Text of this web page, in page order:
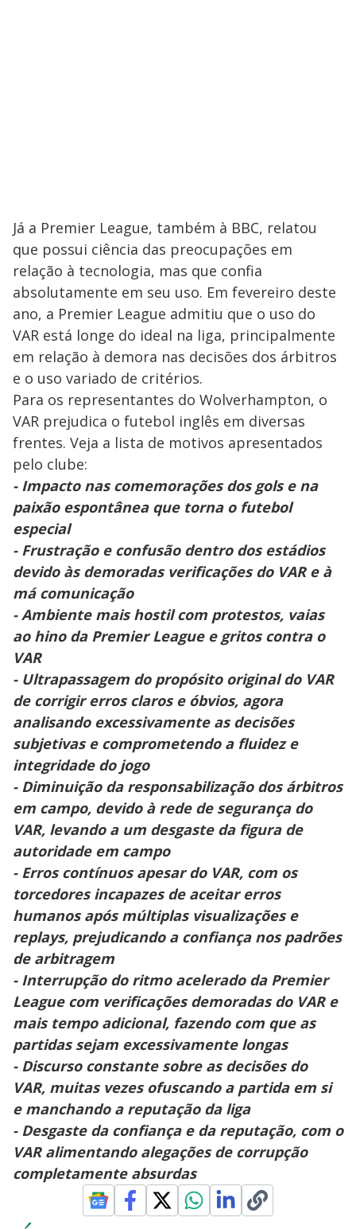
Já a Premier League, também à BBC, relatou
que possui ciência das preocupações em
relação à tecnologia, mas que confia
absolutamente em seu uso. Em fevereiro deste
ano, a Premier League admitiu que o uso do
VAR está longe do ideal na liga, principalmente
em relação à demora nas decisões dos árbitros
e o uso variado de critérios.
Para os representantes do Wolverhampton, o
VAR prejudica o futebol inglês em diversas
frentes. Veja a lista de motivos apresentados
pelo clube:
- Impacto nas comemorações dos gols e na
paixão espontânea que torna o futebol
especial
- Frustração e confusão dentro dos estádios
devido às demoradas verificações do VAR e à
má comunicação
- Ambiente mais hostil com protestos, vaias
ao hino da Premier League e gritos contra o
VAR
- Ultrapassagem do propósito original do VAR
de corrigir erros claros e óbvios, agora
analisando excessivamente as decisões
subjetivas e comprometendo a fluidez e
integridade do jogo
- Diminuição da responsabilização dos árbitros
em campo, devido à rede de segurança do
VAR, levando a um desgaste da figura de
autoridade em campo
- Erros contínuos apesar do VAR, com os
torcedores incapazes de aceitar erros
humanos após múltiplas visualizações e
replays, prejudicando a confiança nos padrões
de arbitragem
- Interrupção do ritmo acelerado da Premier
League com verificações demoradas do VAR e
mais tempo adicional, fazendo com que as
partidas sejam excessivamente longas
- Discurso constante sobre as decisões do
VAR, muitas vezes ofuscando a partida em si
e manchando a reputação da liga
- Desgaste da confiança e da reputação, com o
VAR alimentando alegações de corrupção
completamente absurdas